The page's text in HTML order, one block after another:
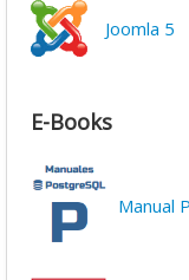
Joomla 5
E-Books
Manual